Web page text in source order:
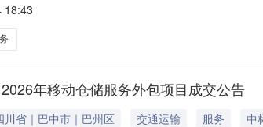
项目概况（一）项目名称：巴中市邮政分公司
18:43
年移动仓储服务外包项目成交公告
川省｜巴中市｜巴州区 交通运输 服务
中